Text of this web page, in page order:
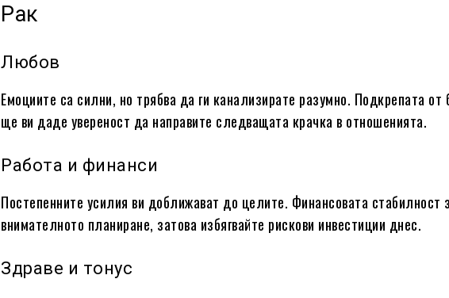
Рак
Любов
Емоциите са силни, но трябва да ги канализирате разумно. Подкрепата от
ще ви даде увереност да направите следващата крачка в отношенията.
Работа и финанси
Постепенните усилия ви доближават до целите. Финансовата стабилност
внимателното планиране, затова избягвайте рискови инвестиции днес.
Здраве и тонус